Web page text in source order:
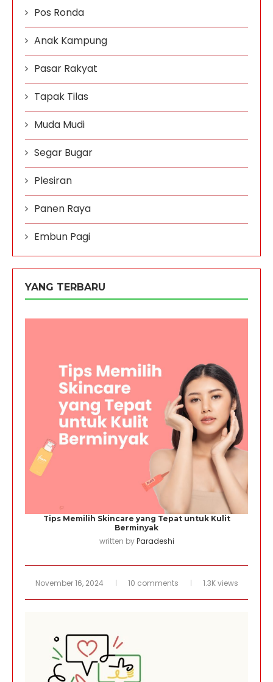
Pos Ronda
Anak Kampung
Pasar Rakyat
Tapak Tilas
Muda Mudi
Segar Bugar
Plesiran
Panen Raya
Embun Pagi
YANG TERBARU
Tips Memilih Skincare yang Tepat untuk Kulit
Berminyak
written byParadeshi
November 16, 2024 10 comments 1.3K views